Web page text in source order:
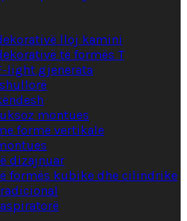
lloj kamini
të formës T
light gjenerata
montues
formë vertikale
dizajnuar
formës kubike dhe cilindrike